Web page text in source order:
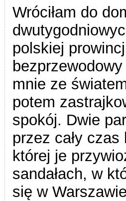
Wróciłam do
polskiej
bezprzewodowy
mnie ze
potem
spokój. Dwie
przez cały czas
której je
sandałach, w
się w